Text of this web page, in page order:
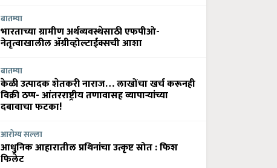
बातम्या
भारताच्या ग्रामीण अर्थव्यवस्थेसाठी एफपीओ-
नेतृत्वाखालील अ‍ॅग्रीव्होल्टाईक्सची आशा
बातम्या
केळी उत्पादक शेतकरी नाराज… लाखोंचा खर्च करूनही
विक्री ठप्प- आंतरराष्ट्रीय तणावासह व्यापाऱ्यांच्या
दबावाचा फटका!
आरोग्य सल्ला
आधुनिक आहारातील प्रथिनांचा उत्कृष्ट स्रोत : फिश
फिलेट